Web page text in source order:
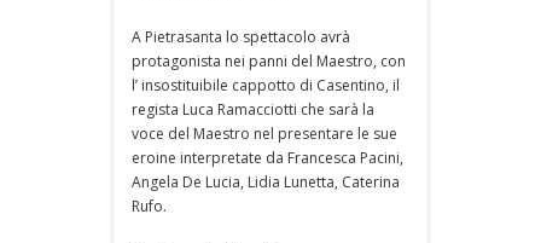
A Pietrasanta lo spettacolo avrà
protagonista nei panni del Maestro, con
l’ insostituibile cappotto di Casentino, il
regista Luca Ramacciotti che sarà la
voce del Maestro nel presentare le sue
eroine interpretate da Francesca Pacini,
Angela De Lucia, Lidia Lunetta, Caterina
Rufo.